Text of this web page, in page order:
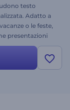
testo
Adatto a
o le feste,
presentazioni
Provalo oggi